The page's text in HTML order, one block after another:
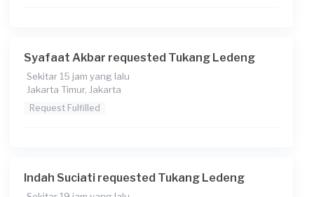
Syafaat Akbar requested Tukang Ledeng
Sekitar 15 jam yang lalu
Jakarta Timur, Jakarta
Request Fulfilled
Indah Suciati requested Tukang Ledeng